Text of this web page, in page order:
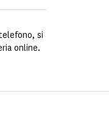
si
online.